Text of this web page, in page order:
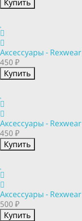
Купить
Аксессуары -
450 ₽
Купить
Аксессуары -
450 ₽
Купить
Аксессуары -
500 ₽
Купить